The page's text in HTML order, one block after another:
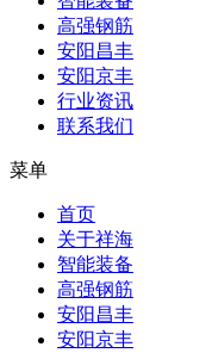
高强钢筋
安阳昌丰
安阳京丰
行业资讯
联系我们
菜单
首页
关于祥海
智能装备
高强钢筋
安阳昌丰
安阳京丰